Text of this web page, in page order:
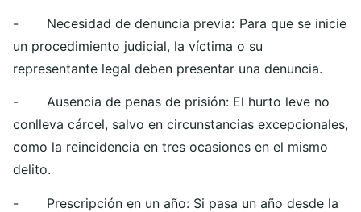
- Necesidad de denuncia previa: Para que se inicie
un procedimiento judicial, la víctima o su
representante legal deben presentar una denuncia.
- Ausencia de penas de prisión: El hurto leve no
conlleva cárcel, salvo en circunstancias excepcionales,
como la reincidencia en tres ocasiones en el mismo
delito.
- Prescripción en un año: Si pasa un año desde la